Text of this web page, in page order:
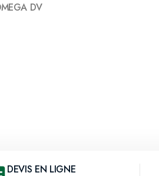
DV
DEVIS EN LIGNE